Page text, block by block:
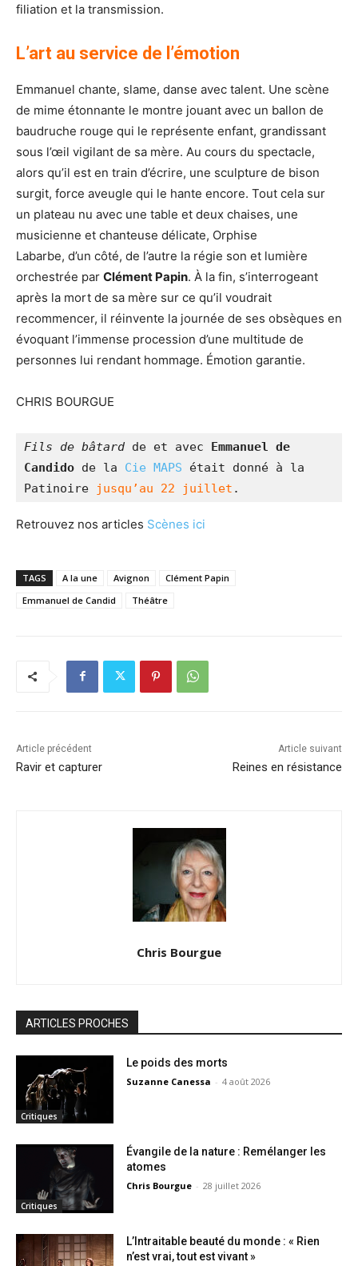
filiation et la transmission.
L’art au service de l’émotion
Emmanuel chante, slame, danse avec talent. Une scène
de mime étonnante le montre jouant avec un ballon de
baudruche rouge qui le représente enfant, grandissant
sous l’œil vigilant de sa mère. Au cours du spectacle,
alors qu’il est en train d’écrire, une sculpture de bison
surgit, force aveugle qui le hante encore. Tout cela sur
un plateau nu avec une table et deux chaises, une
musicienne et chanteuse délicate, Orphise
Labarbe, d’un côté, de l’autre la régie son et lumière
orchestrée par Clément Papin. À la fin, s’interrogeant
après la mort de sa mère sur ce qu’il voudrait
recommencer, il réinvente la journée de ses obsèques en
évoquant l’immense procession d’une multitude de
personnes lui rendant hommage. Émotion garantie.
CHRIS BOURGUE
Fils de bâtard de et avec Emmanuel de
Candido de la Cie MAPS était donné à la
Patinoire
jusqu’au 22 juillet .
Retrouvez nos articles Scènes ici
TAGS A la une Avignon
Clément Papin
Emmanuel de Candid
Théâtre
Article précédent
Ravir et capturer
Article suivant
Reines en résistance
Chris Bourgue
ARTICLES PROCHES
Critiques
Le poids des morts
Suzanne Canessa - 4 août 2026
Critiques
Évangile de la nature : Remélanger les
atomes
Chris Bourgue - 28 juillet 2026
L’Intraitable beauté du monde : « Rien
n’est vrai, tout est vivant »